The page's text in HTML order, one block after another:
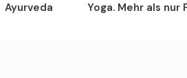
Ayurveda Yoga. Mehr als nur